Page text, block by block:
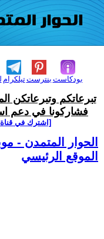
تيلكرامبنترست بودكاست
تبرعاتكم وتبرعاتكن
فشاركونا في دعم
[اشترك في قناة
الحوار المتمدن -
الموقع الرئيسي